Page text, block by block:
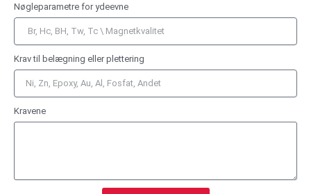
Nøgleparametre for ydeevne
Krav til belægning eller plettering
Kravene